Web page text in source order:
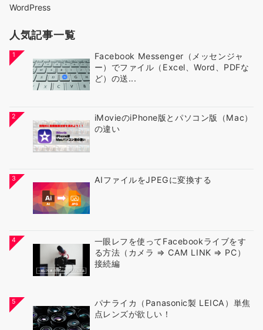
WordPress
人気記事一覧
1
Facebook Messenger（メッセンジャ
ー）でファイル（Excel、Word、PDFな
ど）の送...
2
iMovieのiPhone版とパソコン版（Mac）
の違い
3 AIファイルをJPEGに変換する
4
一眼レフを使ってFacebookライブをす
る方法（カメラ ⇒ CAM LINK ⇒ PC）
接続編
5
パナライカ（Panasonic製 LEICA）単焦
点レンズが欲しい！